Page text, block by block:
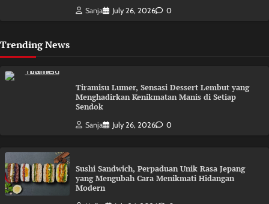
Sanja July 26, 2026 0
Trending News
Tiramisu Lumer, Sensasi Dessert Lembut yang
Menghadirkan Kenikmatan Manis di Setiap
Sendok
Sanja July 26, 2026 0
Sushi Sandwich, Perpaduan Unik Rasa Jepang
yang Mengubah Cara Menikmati Hidangan
Modern